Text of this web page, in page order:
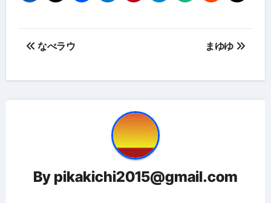
投
シ
なべラウ まゆゆ
By pikakichi2015@gmail.com